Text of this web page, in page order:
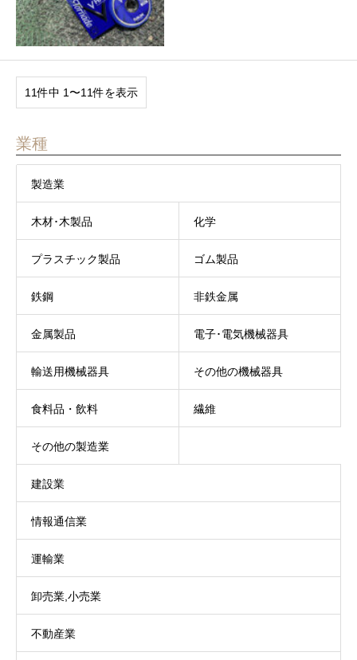
11件中 1〜11件を表示
業種
製造業
木材･木製品 化学
プラスチック製品 ゴム製品
鉄鋼 非鉄金属
金属製品 電子･電気機械器具
輸送用機械器具 その他の機械器具
食料品・飲料 繊維
その他の製造業
建設業
情報通信業
運輸業
卸売業,小売業
不動産業